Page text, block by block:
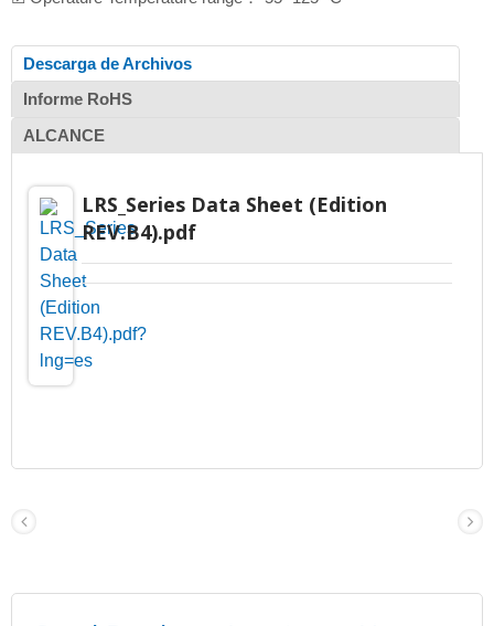
Descarga de Archivos
Informe RoHS
ALCANCE
LRS_Series Data Sheet (Edition
REV.B4).pdf